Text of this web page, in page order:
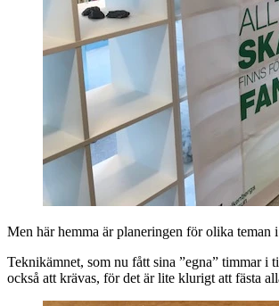
Men här hemma är planeringen för olika teman
Teknikämnet, som nu fått sina ”egna” timmar i
också att krävas, för det är lite klurigt att fästa